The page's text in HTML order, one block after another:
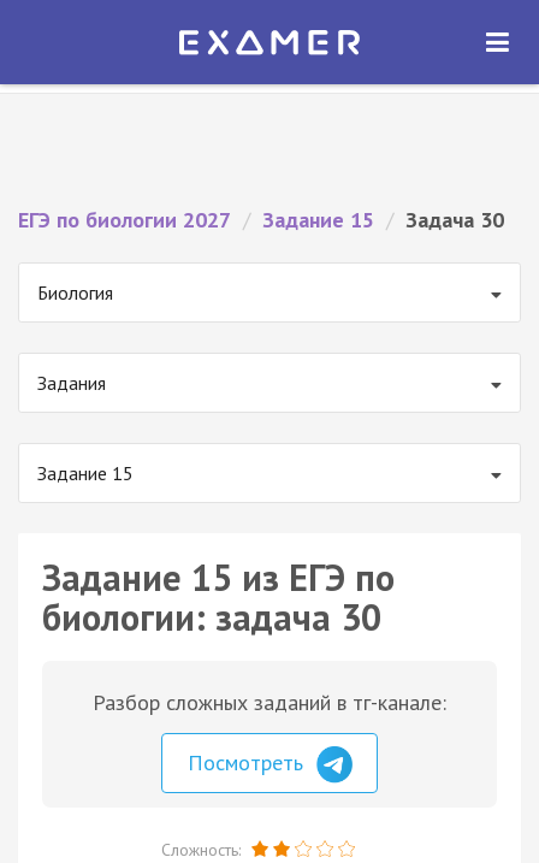
Экзамер — ЕГЭ 2027
ОТКРЫТЬ
ЕГЭ по биологии 2027 / Задание 15 / Задача 30
Биология
Задания
Задание 15
Задание 15 из ЕГЭ по
биологии: задача 30
Разбор сложных заданий в тг-канале:
Посмотреть
Сложность: